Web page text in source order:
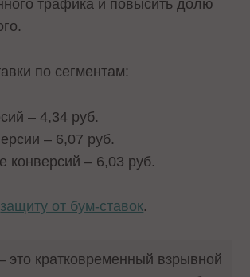
трафика и повысить долю
по сегментам:
– 4,34 руб.
– 6,07 руб.
конверсий – 6,03 руб.
защиту от бум-ставок.
это кратковременный взрывной